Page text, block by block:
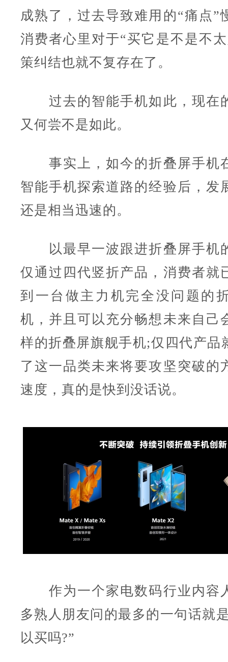
成熟了，过去导致难用的“痛点”
消费者心里对于“买它是不是不
策纠结也就不复存在了。
过去的智能手机如此，现在
又何尝不是如此。
事实上，如今的折叠屏手机
智能手机探索道路的经验后，发
还是相当迅速的。
以最早一波跟进折叠屏手机
仅通过四代竖折产品，消费者就
到一台做主力机完全没问题的
机，并且可以充分畅想未来自己
样的折叠屏旗舰手机;仅四代产品
了这一品类未来将要攻坚突破的
速度，真的是快到没话说。
作为一个家电数码行业内容
多熟人朋友问的最多的一句话就
以买吗?”